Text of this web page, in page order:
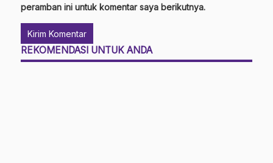
peramban ini untuk komentar saya berikutnya.
REKOMENDASI UNTUK ANDA